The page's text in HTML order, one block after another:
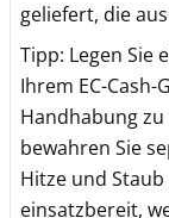
geliefert, die
Tipp: Legen Sie
Ihrem EC-
Handhabung
bewahren Sie
Hitze und
einsatzbereit,